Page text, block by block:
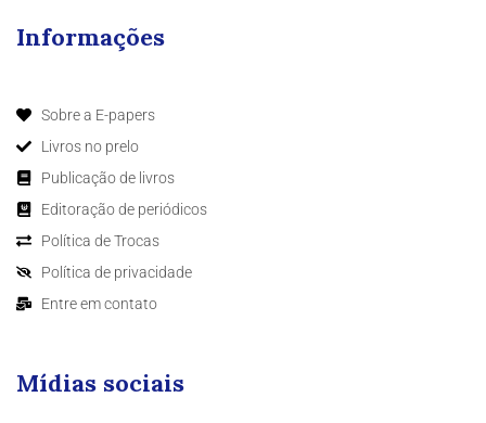
Informações
Sobre a E-papers
Livros no prelo
Publicação de livros
Editoração de periódicos
Política de Trocas
Política de privacidade
Entre em contato
Mídias sociais